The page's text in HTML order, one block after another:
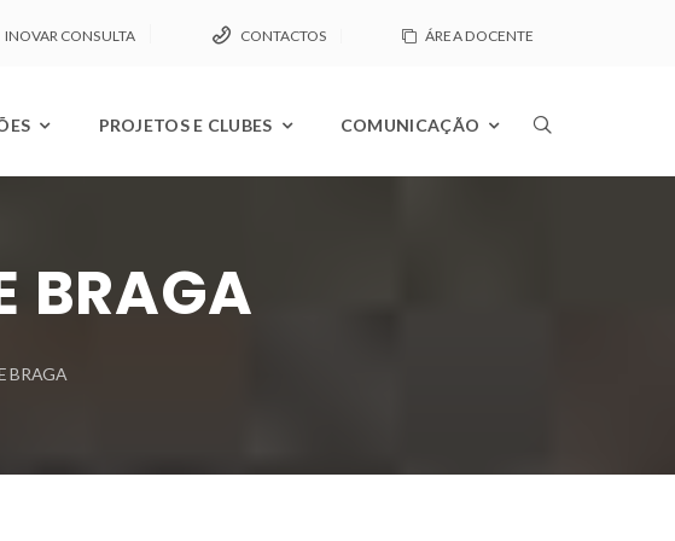
INOVAR CONSULTA CONTACTOS ÁREA DOCENTE
PROJETOS E CLUBES COMUNICAÇÃO
BRAGA
BRAGA